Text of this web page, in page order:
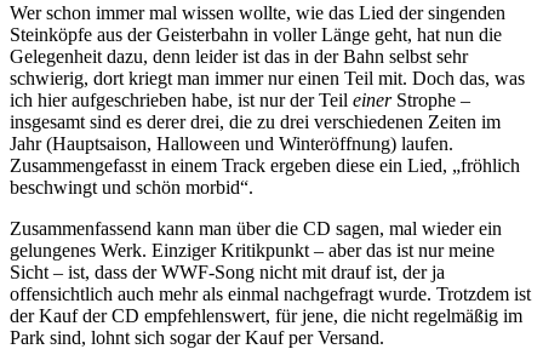
Wer schon immer mal wissen wollte, wie das Lied der singenden
Steinköpfe aus der Geisterbahn in voller Länge geht, hat nun die
Gelegenheit dazu, denn leider ist das in der Bahn selbst sehr
schwierig, dort kriegt man immer nur einen Teil mit. Doch das, was
ich hier aufgeschrieben habe, ist nur der Teil einer Strophe –
insgesamt sind es derer drei, die zu drei verschiedenen Zeiten im
Jahr (Hauptsaison, Halloween und Winteröffnung) laufen.
Zusammengefasst in einem Track ergeben diese ein Lied, „fröhlich
beschwingt und schön morbid“.
Zusammenfassend kann man über die CD sagen, mal wieder ein
gelungenes Werk. Einziger Kritikpunkt – aber das ist nur meine
Sicht – ist, dass der WWF-Song nicht mit drauf ist, der ja
offensichtlich auch mehr als einmal nachgefragt wurde. Trotzdem ist
der Kauf der CD empfehlenswert, für jene, die nicht regelmäßig im
Park sind, lohnt sich sogar der Kauf per Versand.